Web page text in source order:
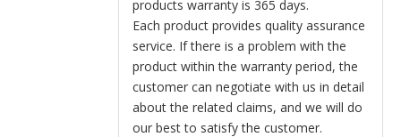
products warranty is 365 days.
Each product provides quality assurance
service. If there is a problem with the
product within the warranty period, the
customer can negotiate with us in detail
about the related claims, and we will do
our best to satisfy the customer.